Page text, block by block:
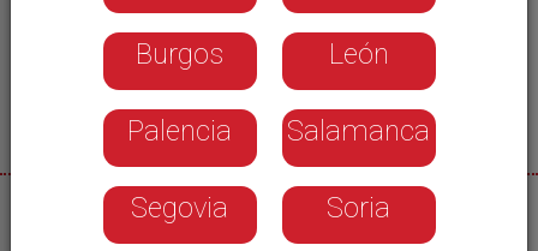
10/06/2026
Burgos León
Palencia Salamanca
Segovia Soria